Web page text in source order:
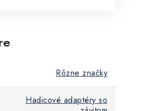
Rôzne značky
Hadicové adaptéry so